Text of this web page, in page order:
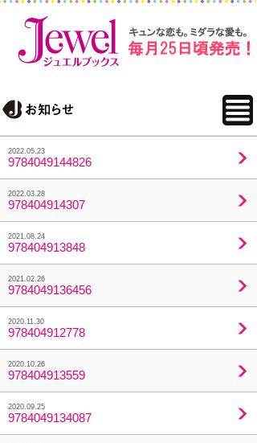
2022.05.23
9784049144826
2022.03.28
978404914307
2021.08.24
978404913848
2021.02.26
9784049136456
2020.11.30
978404912778
2020.10.26
978404913559
2020.09.25
9784049134087